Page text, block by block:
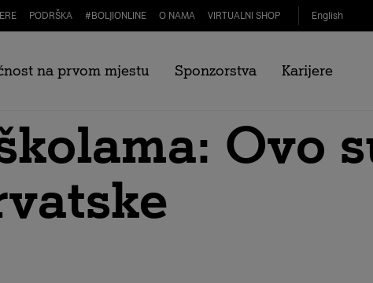
PODRŠKA # BOLJIONLINE O NAMA VIRTUALNI SHOP English
na prvom mjestu Sponzorstva Karijere
uvela zabranu
Ovo